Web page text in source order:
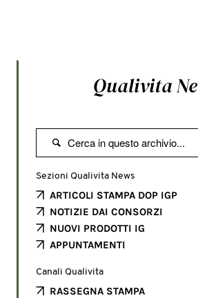
Qualivita

Sezioni Qualivita News
ARTICOLI STAMPA DOP IGP
NOTIZIE DAI CONSORZI
NUOVI PRODOTTI IG
APPUNTAMENTI
Canali Qualivita
RASSEGNA STAMPA